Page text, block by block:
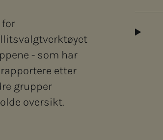
- som har
etter
grupper
oversikt.